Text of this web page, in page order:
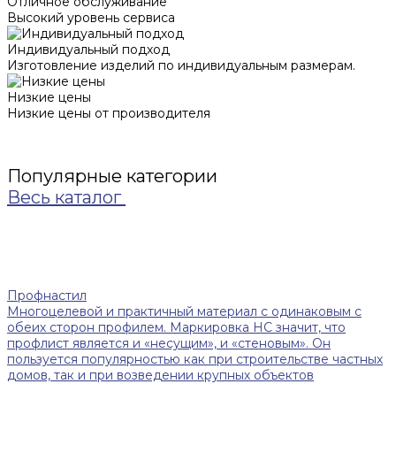
Высокий уровень сервиса
Индивидуальный подход
Изготовление изделий по индивидуальным размерам.
Низкие цены
Низкие цены от производителя
Популярные категории
Весь каталог
Профнастил
Многоцелевой и практичный материал с одинаковым с
обеих сторон профилем. Маркировка НС значит, что
профлист является и «несущим», и «стеновым». Он
пользуется популярностью как при строительстве частных
домов, так и при возведении крупных объектов